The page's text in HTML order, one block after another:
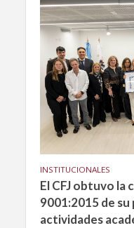
INSTITUCIONALES
El CFJ obtuvo la
9001:2015 de
actividades